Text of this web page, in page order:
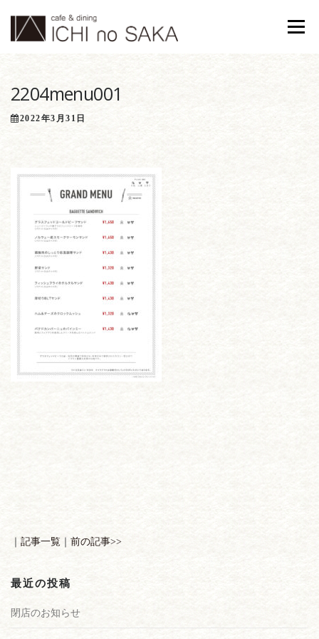
メニュ
2204menu001
2022年3月31日
記事一覧 前の記事>>
最近の投稿
閉店のお知らせ